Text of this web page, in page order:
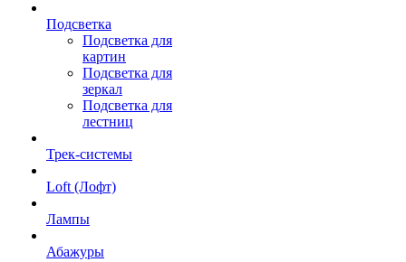
Подсветка
Подсветка для
картин
Подсветка для
зеркал
Подсветка для
лестниц
Трек-системы
Loft (Лофт)
Лампы
Абажуры